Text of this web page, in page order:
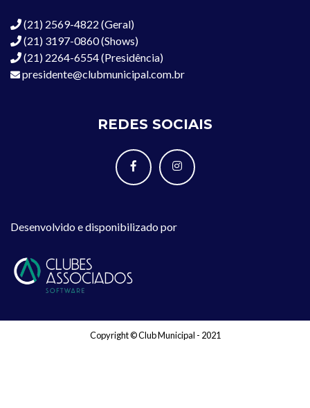
(21) 2569-4822 (Geral)
(21) 3197-0860 (Shows)
(21) 2264-6554 (Presidência)
presidente@clubmunicipal.com.br
REDES SOCIAIS
Desenvolvido e disponibilizado por
Copyright © Club Municipal - 2021